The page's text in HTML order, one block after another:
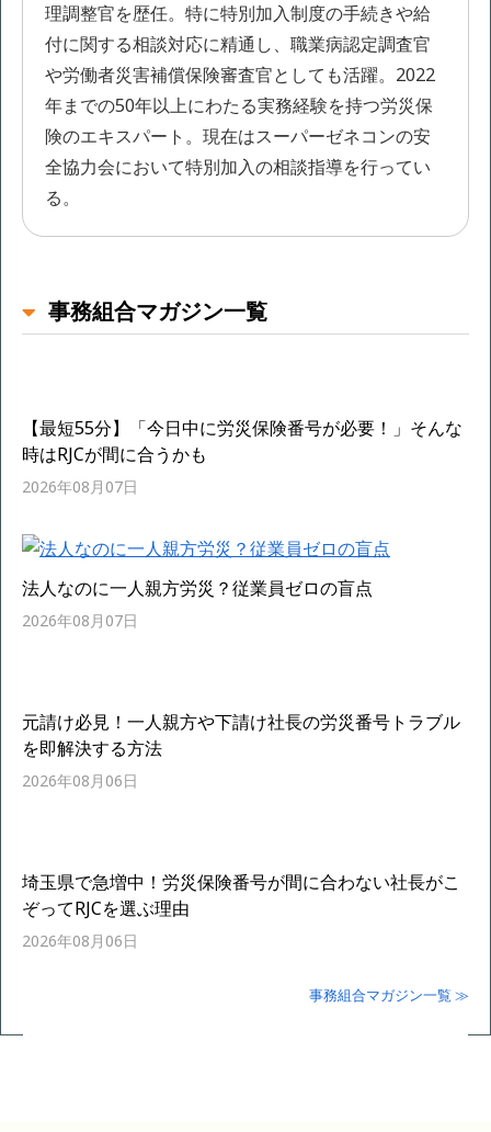
理調整官を歴任。特に特別加入制度の手続きや給
付に関する相談対応に精通し、職業病認定調査官
や労働者災害補償保険審査官としても活躍。2022
年までの50年以上にわたる実務経験を持つ労災保
険のエキスパート。現在はスーパーゼネコンの安
全協力会において特別加入の相談指導を行ってい
る。
事務組合マガジン一覧
【最短55分】「今日中に労災保険番号が必要！」そんな
時はRJCが間に合うかも
2026年08月07日
法人なのに一人親方労災？従業員ゼロの盲点
2026年08月07日
元請け必見！一人親方や下請け社長の労災番号トラブル
を即解決する方法
2026年08月06日
埼玉県で急増中！労災保険番号が間に合わない社長がこ
ぞってRJCを選ぶ理由
2026年08月06日
事務組合マガジン一覧 ≫